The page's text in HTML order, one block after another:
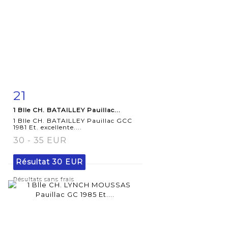
21
1 Blle CH. BATAILLEY Pauillac...
1 Blle CH. BATAILLEY Pauillac GCC
1981 Et. excellente....
30 - 35 EUR
Résultat30 EUR
Résultats sans frais